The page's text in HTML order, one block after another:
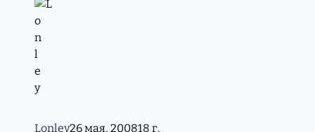
Lonley26 мая, 200818 г.